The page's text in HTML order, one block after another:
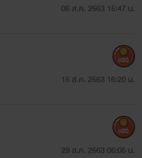
06 ส.ค. 2563 15:47 น.
15 ส.ค. 2563 16:20 น.
600
29 ส.ค. 2563 06:05 น.
600